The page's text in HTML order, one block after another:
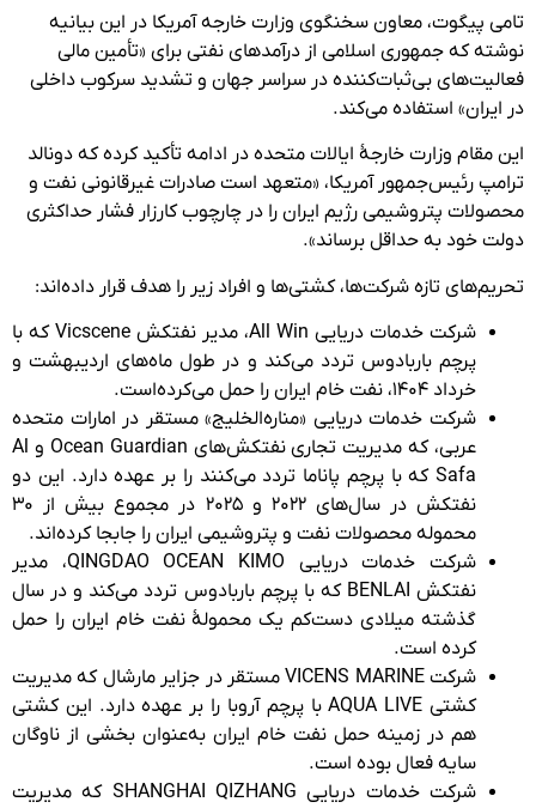
تامی پیگوت، معاون سخنگوی وزارت خارجه آمریکا در این بیانیه
نوشته که جمهوری اسلامی از درآمدهای نفتی برای «تأمین مالی
فعالیت‌های بی‌ثبات‌کننده در سراسر جهان و تشدید سرکوب داخلی
در ایران» استفاده می‌کند.
این مقام وزارت خارجۀ ایالات متحده در ادامه تأکید کرده که دونالد
ترامپ رئیس‌جمهور آمریکا، «متعهد است صادرات غیرقانونی نفت و
محصولات پتروشیمی رژیم ایران را در چارچوب کارزار فشار حداکثری
دولت خود به حداقل برساند».
تحریم‌های تازه شرکت‌ها، کشتی‌ها و افراد زیر را هدف قرار داده‌اند:
شرکت خدمات دریایی All Win، مدیر نفتکش Vicscene که با
پرچم باربادوس تردد می‌کند و در طول ماه‌های اردیبهشت و
خرداد ۱۴۰۴، نفت خام ایران را حمل می‌کرده‌است.
شرکت خدمات دریایی «مناره‌الخلیج» مستقر در امارات متحده
عربی، که مدیریت تجاری نفتکش‌های Ocean Guardian و Al
Safa که با پرچم پاناما تردد می‌کنند را بر عهده دارد. این دو
نفتکش در سال‌های ۲۰۲۲ و ۲۰۲۵ در مجموع بیش از ۳۰
محموله محصولات نفت و پتروشیمی ایران را جابجا کرده‌اند.
شرکت خدمات دریایی QINGDAO OCEAN KIMO، مدیر
نفتکش BENLAI که با پرچم باربادوس تردد می‌کند و در سال
گذشته میلادی دست‌کم یک محمولۀ نفت خام ایران را حمل
کرده است.
شرکت VICENS MARINE مستقر در جزایر مارشال که مدیریت
کشتی AQUA LIVE با پرچم آروبا را بر عهده دارد. این کشتی
هم در زمینه حمل نفت خام ایران به‌عنوان بخشی از ناوگان
سایه فعال بوده است.
شرکت خدمات دریایی SHANGHAI QIZHANG که مدیریت